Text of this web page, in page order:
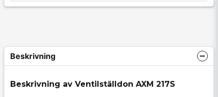
Beskrivning
Beskrivning av Ventilställdon AXM 217S